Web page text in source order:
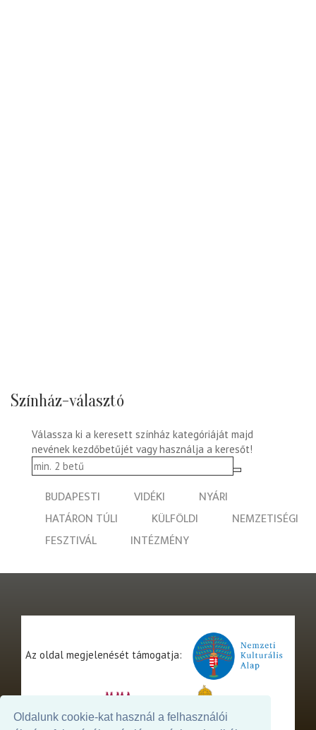
Oldalunk cookie-kat használ a felhasználói
Színház-választó
Válassza ki a keresett színház kategóriáját majd
nevének kezdőbetűjét vagy használja a keresőt!
BUDAPESTI VIDÉKI
NYÁRI
HATÁRON TÚLI
KÜLFÖLDI
NEMZETISÉGI
FESZTIVÁL
INTÉZMÉNY
Az oldal megjelenését támogatja: